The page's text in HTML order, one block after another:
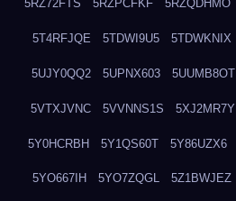
5RZ72FTS 5RZPCFKF 5RZQDHMO
5T4RFJQE 5TDWI9U5 5TDWKNIX
5UJY0QQ2 5UPNX603 5UUMB8OT
5VTXJVNC 5VVNNS1S 5XJ2MR7Y
5Y0HCRBH 5Y1QS60T 5Y86UZX6
5YO667IH 5YO7ZQGL 5Z1BWJEZ